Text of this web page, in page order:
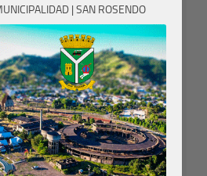
| SAN ROSENDO